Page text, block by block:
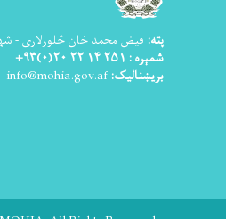
پته: فیض محمد خان څلورلاری -
شمېره : ۲۵۱ ۱۴ ۲۲ ۲۰(۰)۹۳+
بریښنالیک: